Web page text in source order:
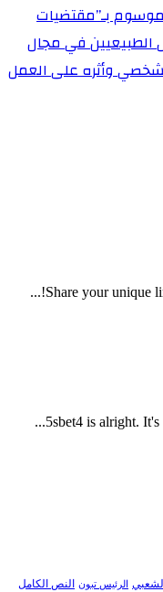
موسوم بـ”مقتضيات
الطبيعيين في مجال
وأثره على العمل
Share your unique
5sbet4 is alright. It's
الرئيس تبون النص الكامل